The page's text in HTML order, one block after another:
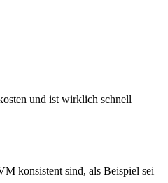
und ist wirklich schnell
konsistent sind, als Beispiel sei